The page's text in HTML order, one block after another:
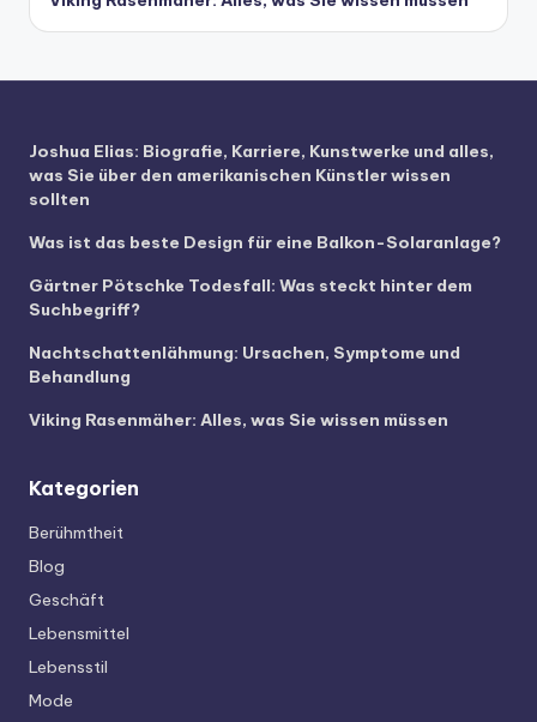
Joshua Elias: Biografie, Karriere, Kunstwerke und alles,
was Sie über den amerikanischen Künstler wissen
sollten
Was ist das beste Design für eine Balkon-Solaranlage?
Gärtner Pötschke Todesfall: Was steckt hinter dem
Suchbegriff?
Nachtschattenlähmung: Ursachen, Symptome und
Behandlung
Viking Rasenmäher: Alles, was Sie wissen müssen
Kategorien
Berühmtheit
Blog
Geschäft
Lebensmittel
Lebensstil
Mode